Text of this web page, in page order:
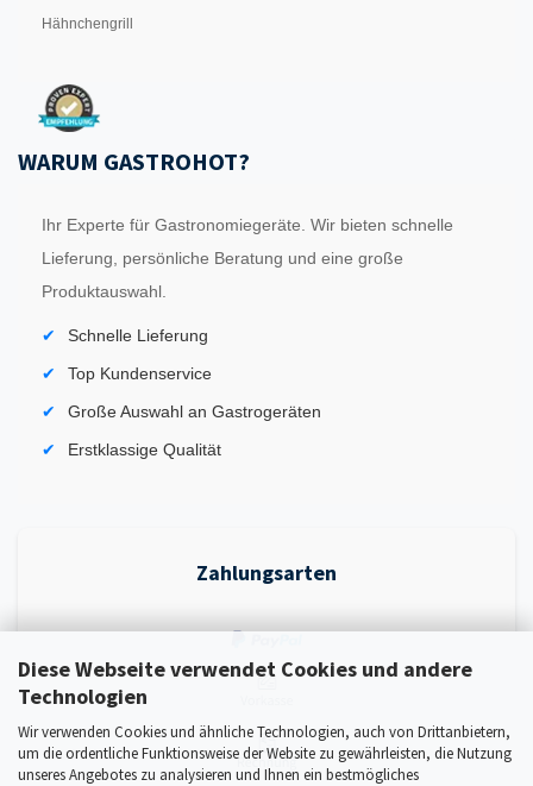
Diese Webseite verwendet Cookies und andere
Technologien
Wir verwenden Cookies und ähnliche Technologien, auch von Drittanbietern,
um die ordentliche Funktionsweise der Website zu gewährleisten, die Nutzung
unseres Angebotes zu analysieren und Ihnen ein bestmögliches
Hähnchengrill
WARUM GASTROHOT?
Ihr Experte für Gastronomiegeräte. Wir bieten schnelle
Lieferung, persönliche Beratung und eine große
Produktauswahl.
Schnelle Lieferung
Top Kundenservice
Große Auswahl an Gastrogeräten
Erstklassige Qualität
Zahlungsarten